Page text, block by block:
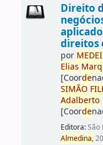
Direito
direitos
por MEDE
Elias
[Coorde
SIMÃO
Adalberto
[Coorde
Editora:São
Almedina,